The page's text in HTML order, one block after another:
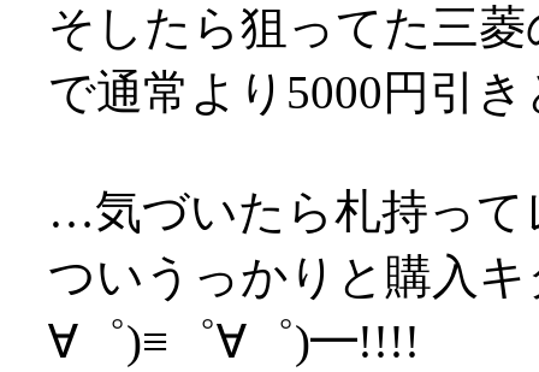
そしたら狙ってた三
で通常より5000円引
…気づいたら札持って
ついうっかりと購入
∀゜)≡゜∀゜)━!!!!